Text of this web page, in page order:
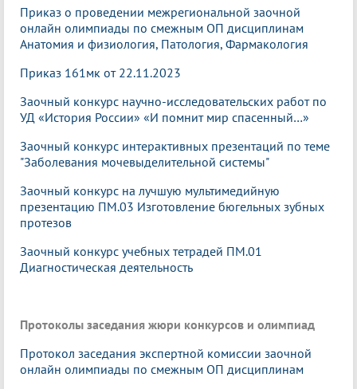
Приказ о проведении межрегиональной заочной
онлайн олимпиады по смежным ОП дисциплинам
Анатомия и физиология, Патология, Фармакология
Приказ 161мк от 22.11.2023
Заочный конкурс научно-исследовательских работ по
УД «История России» «И помнит мир спасенный…»
Заочный конкурс интерактивных презентаций по теме
"Заболевания мочевыделительной системы"
Заочный конкурс на лучшую мультимедийную
презентацию ПМ.03 Изготовление бюгельных зубных
протезов
Заочный конкурс учебных тетрадей ПМ.01
Диагностическая деятельность
Протоколы заседания жюри конкурсов и олимпиад
Протокол заседания экспертной комиссии заочной
онлайн олимпиады по смежным ОП дисциплинам